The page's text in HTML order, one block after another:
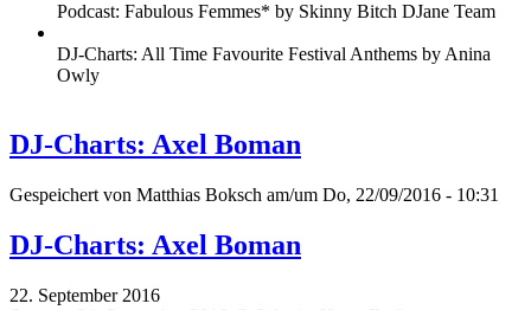
Podcast: Fabulous Femmes* by Skinny Bitch DJane Team
DJ-Charts: All Time Favourite Festival Anthems by Anina
Owly
DJ-Charts: Axel Boman
Gespeichert von Matthias Boksch am/um Do, 22/09/2016 - 10:31
DJ-Charts: Axel Boman
22. September 2016